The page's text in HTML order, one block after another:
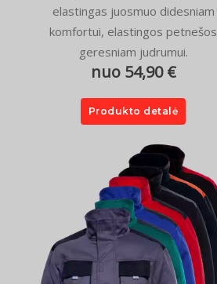
elastingas juosmuo didesniam
komfortui, elastingos petnešos
geresniam judrumui.
nuo 54,90 €
Produkto detalė